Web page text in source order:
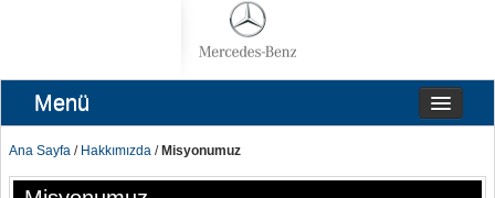
Menü
Ana Sayfa / Hakkımızda / Misyonumuz